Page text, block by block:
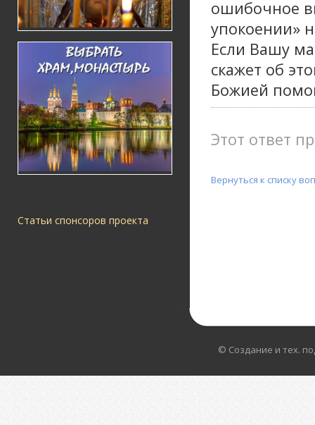
Статьи спонсоров проекта
ошибочное
упокоении»
Если Вашу
скажет об
Божией
Этот ответ
Вернуться к списку
© Создание и тех.